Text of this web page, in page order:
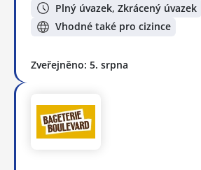
Plný úvazek, Zkrácený úvazek
Vhodné také pro cizince
Zveřejněno: 5. srpna